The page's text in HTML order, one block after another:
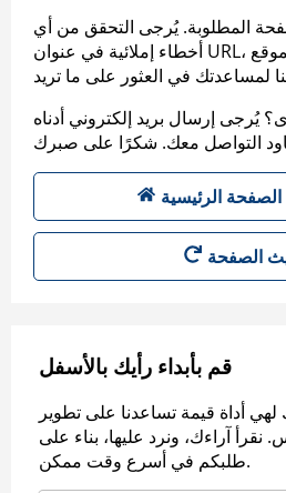
المطلوبة. يُرجى التحقق من أي
أخطاء إملائية في عنوان URL، أو عرض خريطة الموقع
إرسال بريد إلكتروني أدناه
الصفحة الرئيسية
قم بأبداء رأيك بالأسفل
لهي أداة قيمة تساعدنا على تطوير
آراءك، ونرد عليها، بناء على
طلبكم في أسرع وقت ممكن.